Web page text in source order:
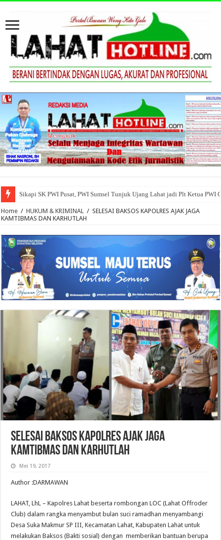
Sikapi SK PWI Pusat, PWI Sumsel Tunjuk Ujang Lahat jadi Plt Ketua PWI
Home / HUKUM & KRIMINAL / SELESAI BAKSOS KAPOLRES AJAK JAGA
KAMTIBMAS DAN KARHUTLAH
SELESAI BAKSOS KAPOLRES AJAK JAGA
KAMTIBMAS DAN KARHUTLAH
Mei 19, 2017
Author :DARMAWAN
LAHAT, LhL – Kapolres Lahat beserta rombongan LOC (Lahat Offroder
Club) dalam rangka menyambut bulan suci ramadhan menyambangi
Desa Suka Makmur SP III, Kecamatan Lahat, Kabupaten Lahat untuk
melakukan Baksos (Bakti sosial) dengan memberikan bantuan berupa